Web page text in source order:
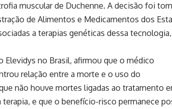
muscular de Duchenne. A decisão foi
de Alimentos e Medicamentos dos
a terapias genéticas dessa tecnologia,
Elevidys no Brasil, afirmou que o médico
relação entre a morte e o uso do
não houve mortes ligadas ao tratamento
e que o benefício-risco permanece